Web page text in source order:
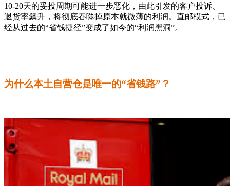
10-20天的妥投周期可能进一步恶化，由此引发的客户投诉、
退货率飙升，将彻底吞噬掉原本就微薄的利润。直邮模式，已
经从过去的“省钱捷径”变成了如今的“利润黑洞”。
为什么本土自营仓是唯一的“省钱路”？